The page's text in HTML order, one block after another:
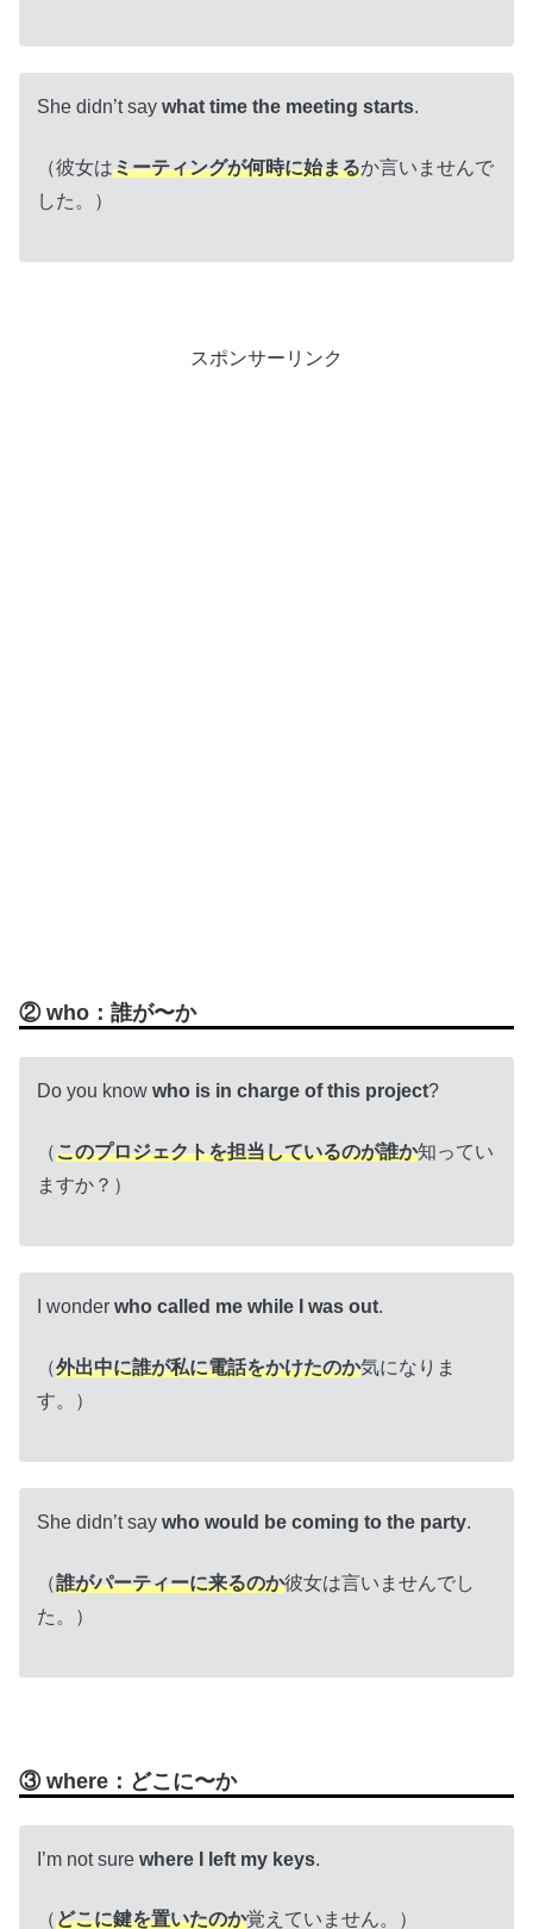
She didn’t say what time the meeting starts.
（彼女はミーティングが何時に始まるか言いませんで
した。）
スポンサーリンク
② who：誰が〜か
Do you know who is in charge of this project?
（このプロジェクトを担当しているのが誰か知ってい
ますか？）
I wonder who called me while I was out.
（外出中に誰が私に電話をかけたのか気になりま
す。）
She didn’t say who would be coming to the party.
（誰がパーティーに来るのか彼女は言いませんでし
た。）
③ where：どこに〜か
I’m not sure where I left my keys.
（どこに鍵を置いたのか覚えていません。）